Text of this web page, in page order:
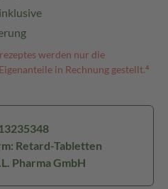
werden nur die
in Rechnung gestellt.⁴
Retard-Tabletten
Pharma GmbH